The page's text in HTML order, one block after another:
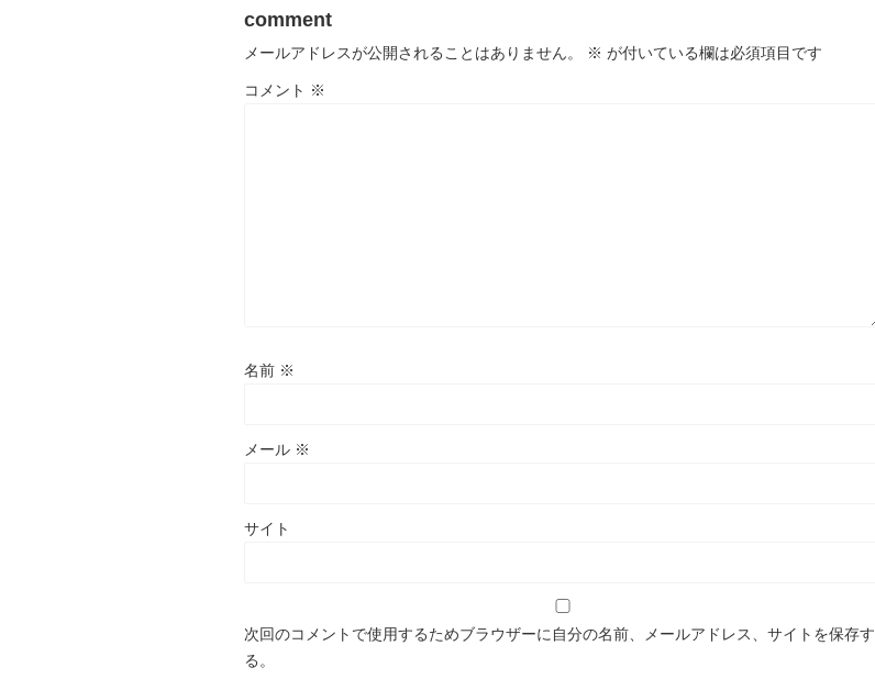
comment
メールアドレスが公開されることはありません。 ※ が付いている欄は必須項目です
コメント ※
名前 ※
メール ※
サイト
次回のコメントで使用するためブラウザーに自分の名前、メールアドレス、サイトを保存す
る。